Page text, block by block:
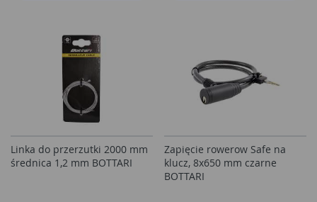
Linka do przerzutki 2000 mm
średnica 1,2 mm BOTTARI
Zapięcie rowerow Safe na
klucz, 8x650 mm czarne
BOTTARI